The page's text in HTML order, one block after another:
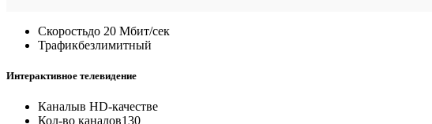
Скоростьдо 20 Мбит/сек
Трафикбезлимитный
Интерактивное телевидение
Каналыв HD-качестве
Кол-во каналов130